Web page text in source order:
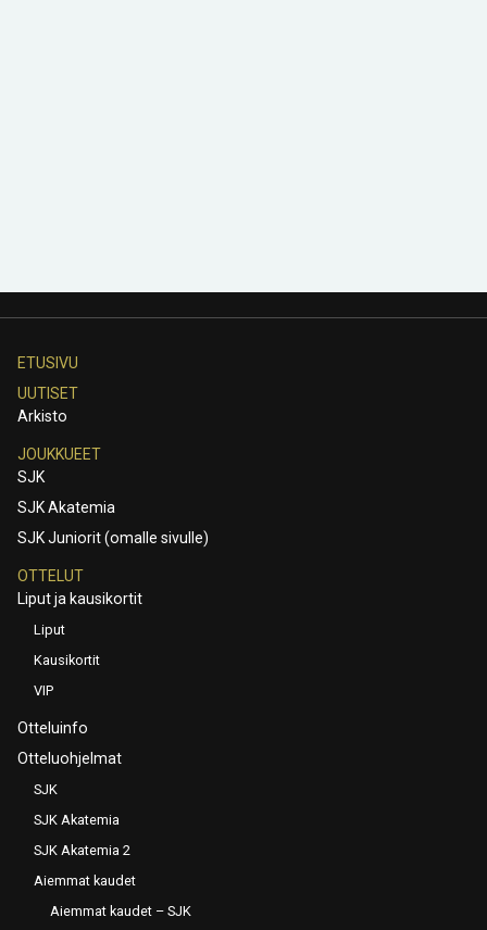
ETUSIVU
UUTISET
Arkisto
JOUKKUEET
SJK
SJK Akatemia
SJK Juniorit (omalle sivulle)
OTTELUT
Liput ja kausikortit
Liput
Kausikortit
VIP
Otteluinfo
Otteluohjelmat
SJK
SJK Akatemia
SJK Akatemia 2
Aiemmat kaudet
Aiemmat kaudet – SJK